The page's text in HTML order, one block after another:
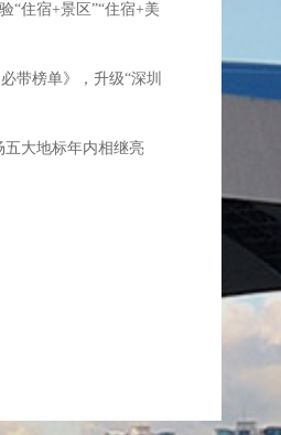
“住宿+景区”“住宿+美
带榜单》，升级“深圳
大地标年内相继亮